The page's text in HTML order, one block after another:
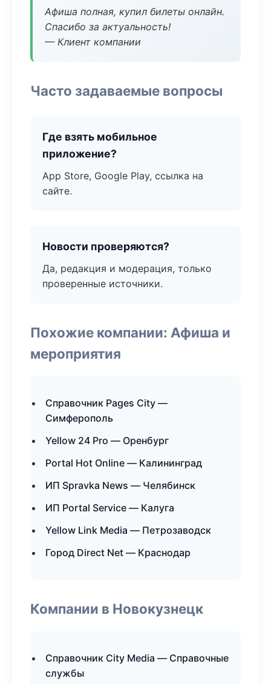
Афиша полная, купил билеты онлайн.
Спасибо за актуальность!
— Клиент компании
Часто задаваемые вопросы
Где взять мобильное
приложение?
App Store, Google Play, ссылка на
сайте.
Новости проверяются?
Да, редакция и модерация, только
проверенные источники.
Похожие компании: Афиша и
мероприятия
Справочник Pages City —
Симферополь
Yellow 24 Pro — Оренбург
Portal Hot Online — Калининград
ИП Spravka News — Челябинск
ИП Portal Service — Калуга
Yellow Link Media — Петрозаводск
Город Direct Net — Краснодар
Компании в Новокузнецк
Справочник City Media — Справочные
службы